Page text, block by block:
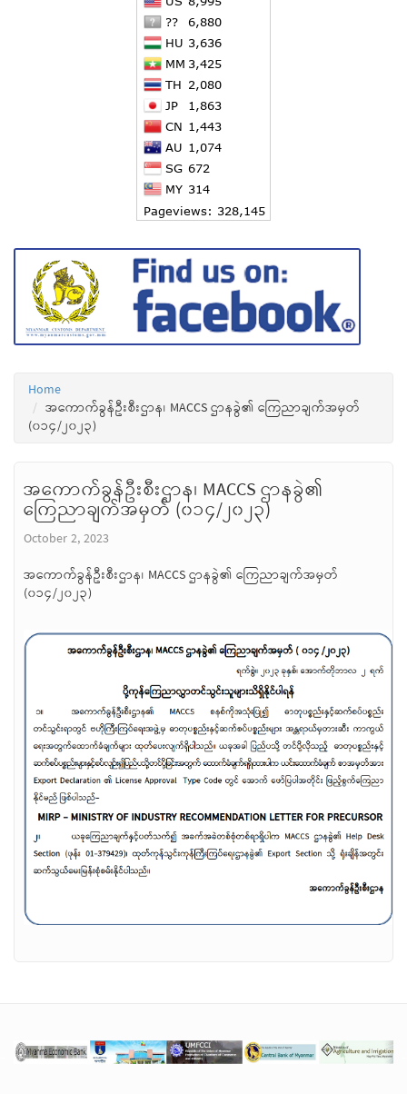
Home
အကောက်ခွန်ဦးစီးဌာန၊ MACCS ဌာနခွဲ၏ ကြေညာချက်အမှတ်
(၀၁၄/၂၀၂၃)
အကောက်ခွန်ဦးစီးဌာန၊ MACCS ဌာနခွဲ၏
ကြေညာချက်အမှတ် (၀၁၄/၂၀၂၃)
October 2, 2023
အကောက်ခွန်ဦးစီးဌာန၊ MACCS ဌာနခွဲ၏ ကြေညာချက်အမှတ်
(၀၁၄/၂၀၂၃)